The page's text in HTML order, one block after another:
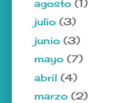
agosto (1)
julio (3)
junio (3)
mayo (7)
abril (4)
marzo (2)